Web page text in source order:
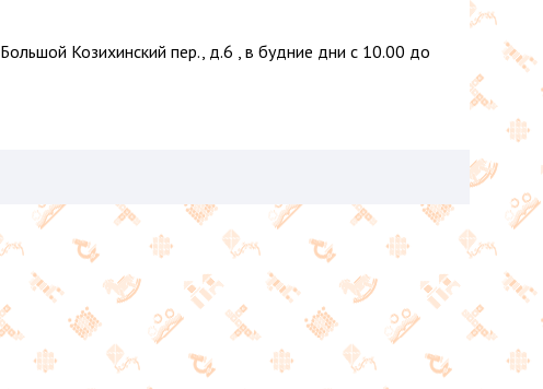
Козихинский пер., д.6 , в будние дни с 10.00 до